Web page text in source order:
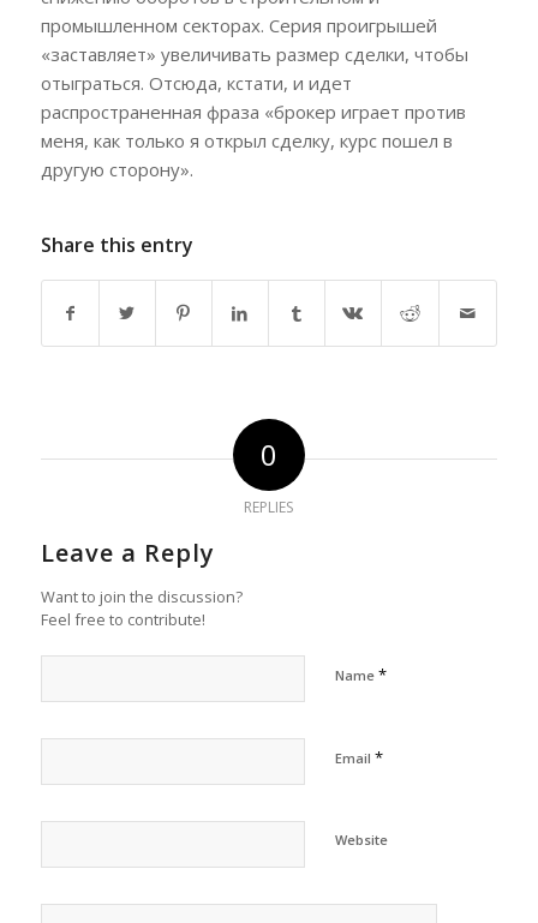
промышленном секторах. Серия проигрышей
«заставляет» увеличивать размер сделки, чтобы
отыграться. Отсюда, кстати, и идет
распространенная фраза «брокер играет против
меня, как только я открыл сделку, курс пошел в
другую сторону».
Share this entry
0
REPLIES
Leave a Reply
Want to join the discussion?
Feel free to contribute!
Name *
Email *
Website